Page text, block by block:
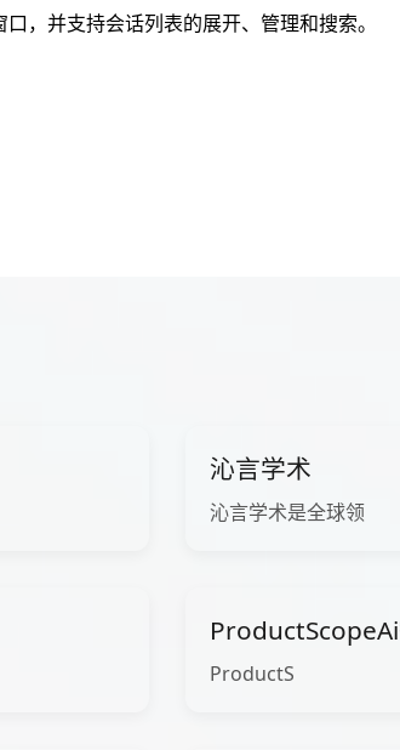
，并支持会话列表的展开、管理和搜索。
沁言学术
沁言学术是全球领
ProductS